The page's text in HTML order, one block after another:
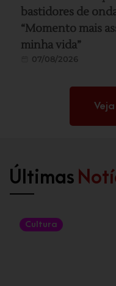
bastidores de
“Momento mais
minha vida”
07/08/2026
Últimas
Cultura